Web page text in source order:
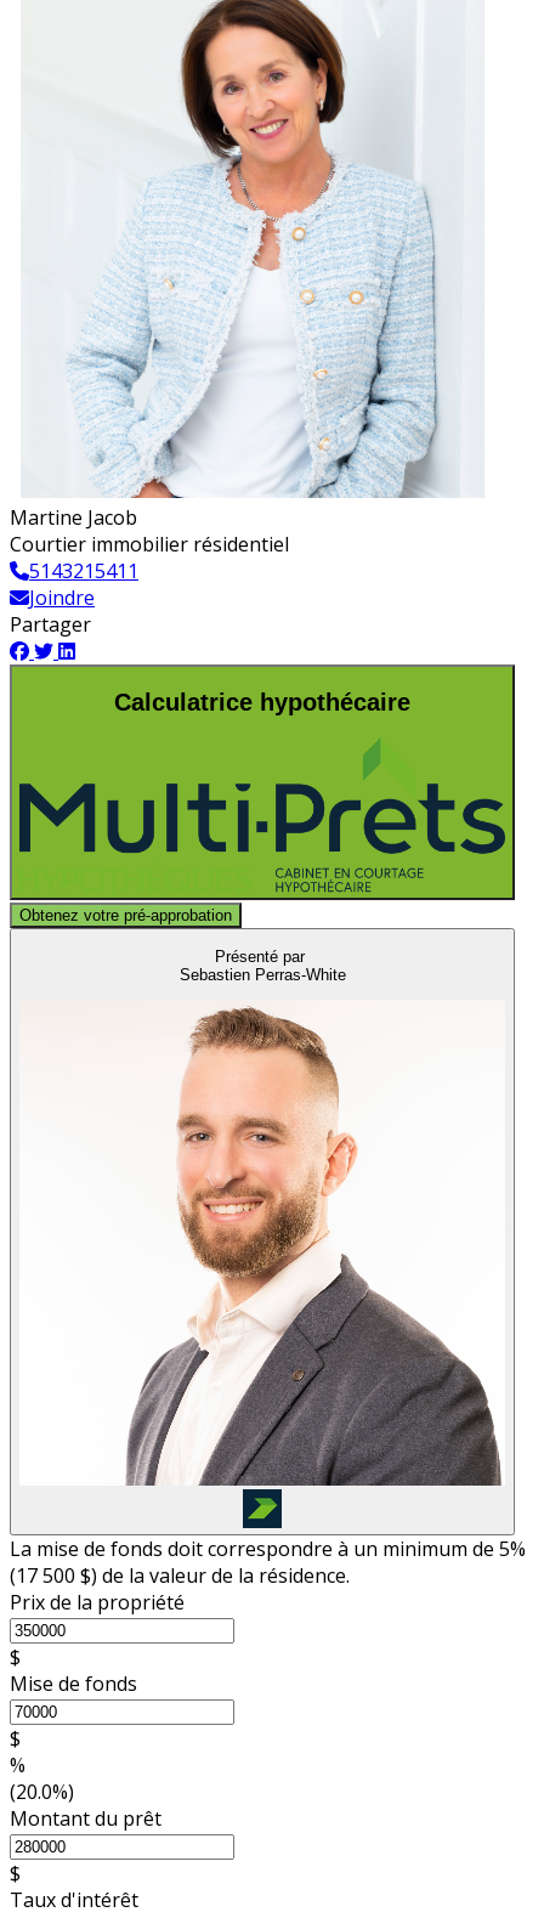
Martine Jacob
Courtier immobilier résidentiel
5143215411
Joindre
Partager
Calculatrice hypothécaire
Obtenez votre pré-approbation
Présenté par
Sebastien Perras-White
La mise de fonds doit correspondre à un minimum de 5%
(17 500 $) de la valeur de la résidence.
Prix de la propriété
$
Mise de fonds
$
%
(20.0%)
Montant du prêt
$
Taux d'intérêt